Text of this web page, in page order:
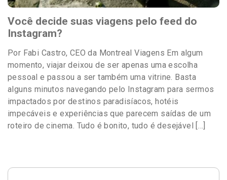
Você decide suas viagens pelo feed do
Instagram?
Por Fabi Castro, CEO da Montreal Viagens Em algum
momento, viajar deixou de ser apenas uma escolha
pessoal e passou a ser também uma vitrine. Basta
alguns minutos navegando pelo Instagram para sermos
impactados por destinos paradisíacos, hotéis
impecáveis e experiências que parecem saídas de um
roteiro de cinema. Tudo é bonito, tudo é desejável […]